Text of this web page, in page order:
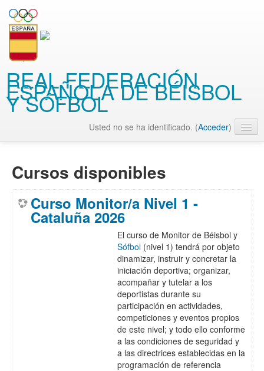
REAL FEDERACIÓN
ESPAÑOLA DE BÉISBOL
Y SÓFBOL
Usted no se ha identificado. (Acceder)
Cursos disponibles
Curso Monitor/a Nivel 1 -
Cataluña 2026
El curso de Monitor de Béisbol y
Sófbol (nivel 1) tendrá por objeto
dinamizar, instruir y concretar la
iniciación deportiva; organizar,
acompañar y tutelar a los
deportistas durante su
participación en actividades,
competiciones y eventos propios
de este nivel; y todo ello conforme
a las condiciones de seguridad y
a las directrices establecidas en la
programación de referencia